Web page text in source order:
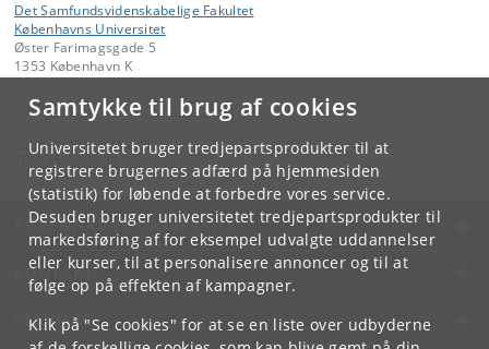
Samtykke til brug af cookies
Universitetet bruger tredjepartsprodukter til at
registrere brugernes adfærd på hjemmesiden
(statistik) for løbende at forbedre vores service.
Desuden bruger universitetet tredjepartsprodukter til
markedsføring af for eksempel udvalgte uddannelser
eller kurser, til at personalisere annoncer og til at
følge op på effekten af kampagner.
Klik på "Se cookies" for at se en liste over udbyderne
Det Samfundsvidenskabelige Fakultet
Københavns Universitet
Øster Farimagsgade 5
1353 København K
Kontakt:
Fakultetsstaben
samf-fak @samf.ku.dk
KØBENHAVNS UNIVERSITET
KONTAKT
SERVICES